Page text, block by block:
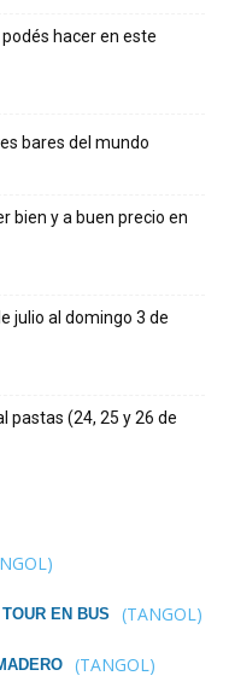
hacer en este
bares del mundo
bien y a buen precio en
julio al domingo 3 de
pastas (24, 25 y 26 de
EN BUS (TANGOL)
(TANGOL)